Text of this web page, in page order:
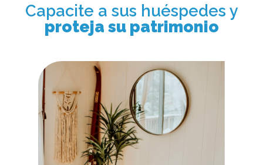
Capacite a sus huéspedes y
proteja su patrimonio